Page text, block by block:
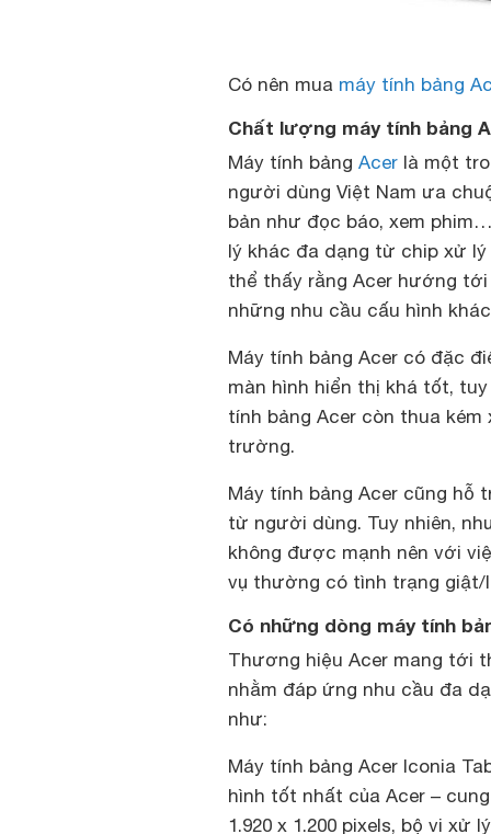
Có nên mua máy tính bảng
Chất lượng máy tính bảng
Máy tính bảng Acer là một
người dùng Việt Nam ưa
bản như đọc báo, xem
lý khác đa dạng từ chip xử
thể thấy rằng Acer hướng
những nhu cầu cấu hình
Máy tính bảng Acer có đặc
màn hình hiển thị khá tốt,
tính bảng Acer còn thua
trường.
Máy tính bảng Acer cũng hỗ
từ người dùng. Tuy nhiên,
không được mạnh nên với
vụ thường có tình trạng giật/
Có những dòng máy tính
Thương hiệu Acer mang tới
nhằm đáp ứng nhu cầu đa
như:
Máy tính bảng Acer Iconia
hình tốt nhất của Acer –
1.920 x 1.200 pixels, bộ vi xử